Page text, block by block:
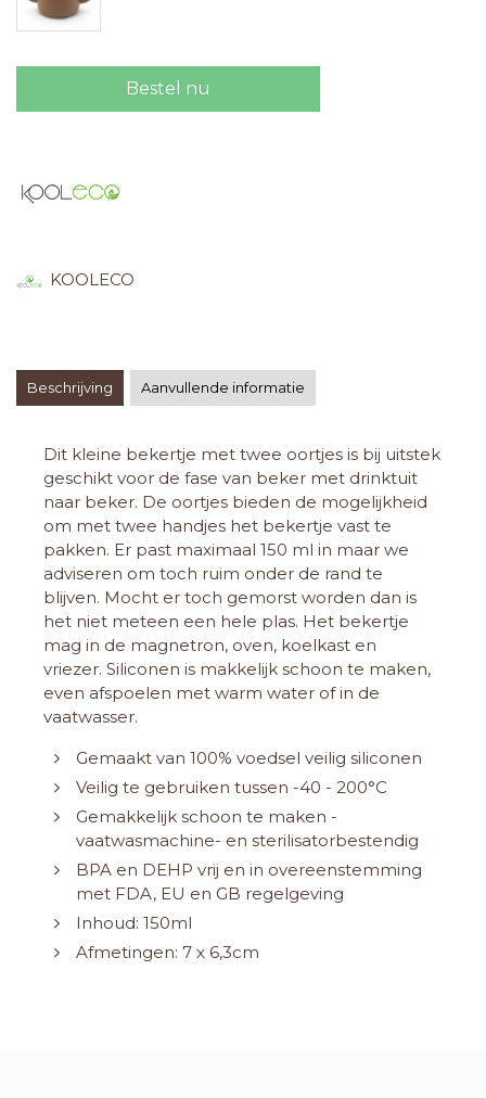
Bestel nu
KOOLECO
Beschrijving Aanvullende informatie
Dit kleine bekertje met twee oortjes is bij uitstek
geschikt voor de fase van beker met drinktuit
naar beker. De oortjes bieden de mogelijkheid
om met twee handjes het bekertje vast te
pakken. Er past maximaal 150 ml in maar we
adviseren om toch ruim onder de rand te
blijven. Mocht er toch gemorst worden dan is
het niet meteen een hele plas. Het bekertje
mag in de magnetron, oven, koelkast en
vriezer. Siliconen is makkelijk schoon te maken,
even afspoelen met warm water of in de
vaatwasser.
Gemaakt van 100% voedsel veilig siliconen
Veilig te gebruiken tussen -40 - 200°C
Gemakkelijk schoon te maken -
vaatwasmachine- en sterilisatorbestendig
BPA en DEHP vrij en in overeenstemming
met FDA, EU en GB regelgeving
Inhoud: 150ml
Afmetingen: 7 x 6,3cm